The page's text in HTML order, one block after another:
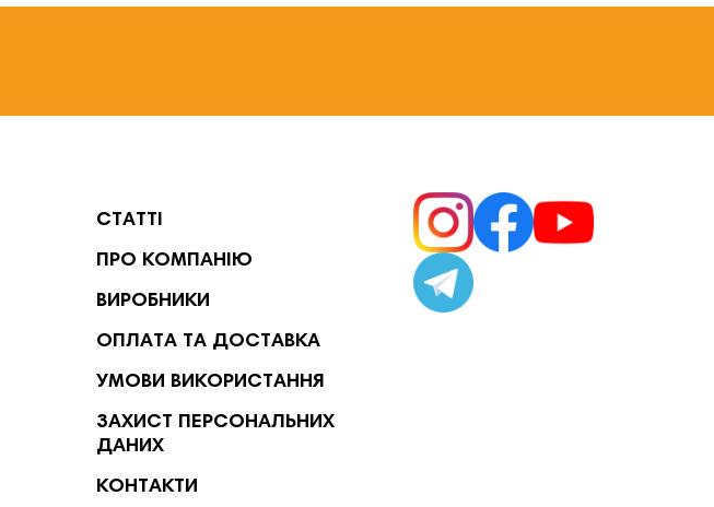
СТАТТІ
ПРО КОМПАНІЮ
ВИРОБНИКИ
ОПЛАТА ТА ДОСТАВКА
УМОВИ ВИКОРИСТАННЯ
ЗАХИСТ ПЕРСОНАЛЬНИХ
ДАНИХ
КОНТАКТИ